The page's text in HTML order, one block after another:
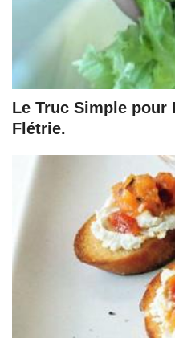
Le Truc Simple pour
Flétrie.